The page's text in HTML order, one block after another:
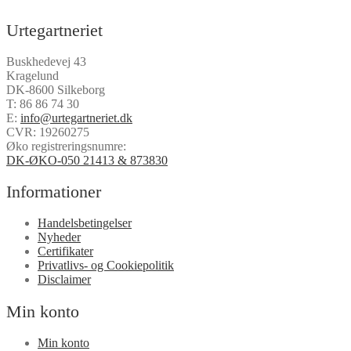
Urtegartneriet
Buskhedevej 43
Kragelund
DK-8600 Silkeborg
T: 86 86 74 30
E: info@urtegartneriet.dk
CVR: 19260275
Øko registreringsnumre:
DK-ØKO-050 21413 & 873830
Informationer
Handelsbetingelser
Nyheder
Certifikater
Privatlivs- og Cookiepolitik
Disclaimer
Min konto
Min konto